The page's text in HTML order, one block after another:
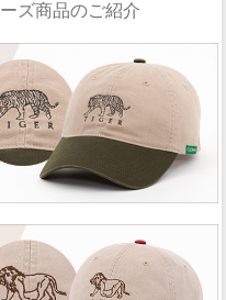
ズ商品のご紹介